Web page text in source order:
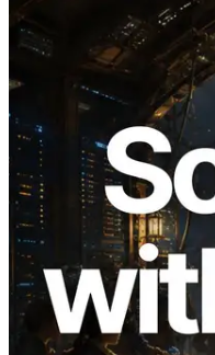
2026.08.05
ERPC mở rộng
với phép đo ping
Validators
thức ra mắt